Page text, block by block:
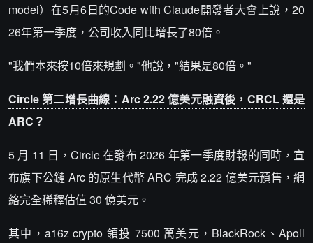
modei）在5月6日的Code with Claude開發者大會上說，20
26年第一季度，公司收入同比增長了80倍。
"我們本來按10倍來規劃。"他說，"結果是80倍。"
Circle 第二增長曲線：Arc 2.22 億美元融資後，CRCL 還是
ARC？
5 月 11 日，Circle 在發布 2026 年第一季度財報的同時，宣
布旗下公鏈 Arc 的原生代幣 ARC 完成 2.22 億美元預售，網
絡完全稀釋估值 30 億美元。
其中，a16z crypto 領投 7500 萬美元，BlackRock、Apoll